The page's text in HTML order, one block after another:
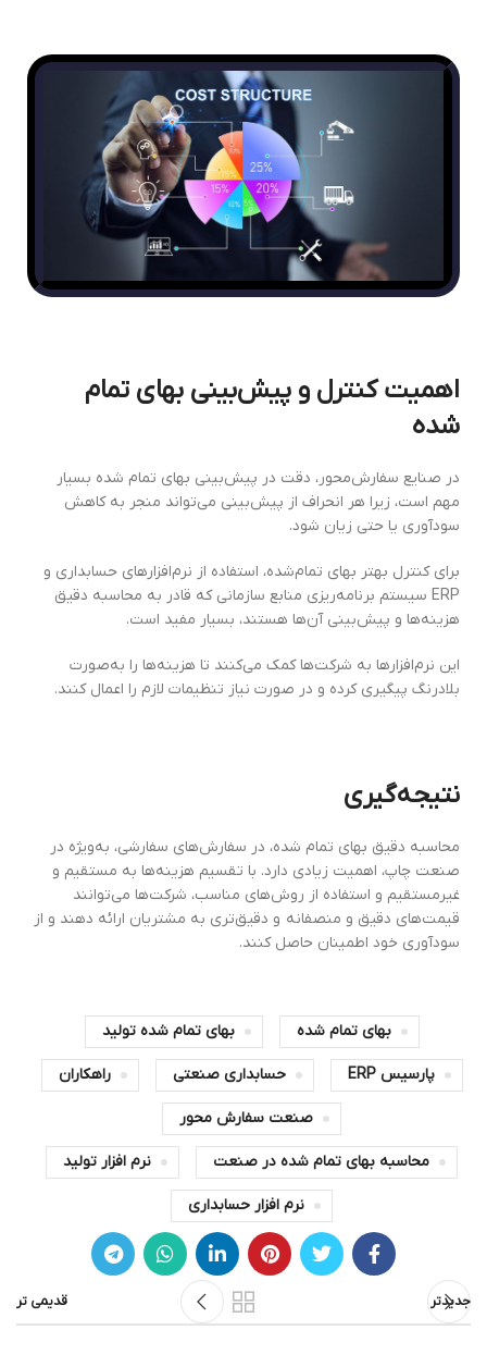
اهمیت کنترل و پیش‌بینی بهای تمام‌
شده
در صنایع سفارش‌محور، دقت در پیش‌بینی بهای تمام‌ شده بسیار
مهم است، زیرا هر انحراف از پیش‌بینی می‌تواند منجر به کاهش
سودآوری یا حتی زیان شود.
برای کنترل بهتر بهای تمام‌شده، استفاده از نرم‌افزارهای حسابداری و
ERP سیستم برنامه‌ریزی منابع سازمانی که قادر به محاسبه دقیق
هزینه‌ها و پیش‌بینی آن‌ها هستند، بسیار مفید است.
این نرم‌افزارها به شرکت‌ها کمک می‌کنند تا هزینه‌ها را به‌صورت
بلادرنگ پیگیری کرده و در صورت نیاز تنظیمات لازم را اعمال کنند.
نتیجه‌گیری
محاسبه دقیق بهای تمام ‌شده، در سفارش‌های سفارشی، به‌ویژه در
صنعت چاپ، اهمیت زیادی دارد. با تقسیم هزینه‌ها به مستقیم و
غیرمستقیم و استفاده از روش‌های مناسب، شرکت‌ها می‌توانند
قیمت‌های دقیق و منصفانه و دقیق‌تری به مشتریان ارائه دهند و از
سودآوری خود اطمینان حاصل کنند.
بهای تمام شده بهای تمام شده تولید
پارسیس ERP حسابداری صنعتی راهکاران
صنعت سفارش محور
محاسبه بهای تمام شده در صنعت نرم افزار تولید
نرم افزار حسابداری
جدیدتر قدیمی تر